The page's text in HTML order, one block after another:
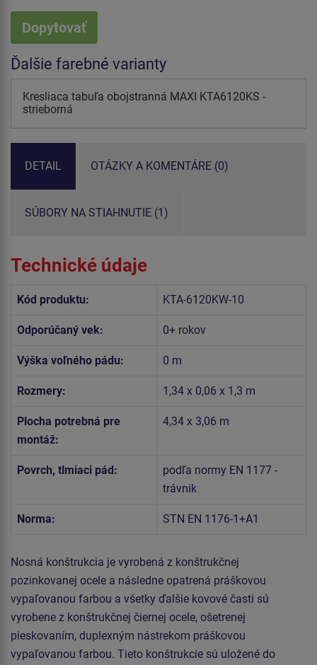
Dopytovať
Ďalšie farebné varianty
Kresliaca tabuľa obojstranná MAXI KTA6120KS -
strieborná
DETAIL OTÁZKY A KOMENTÁRE (0)
SÚBORY NA STIAHNUTIE (1)
Technické údaje
Kód produktu: KTA-6120KW-10
Odporúčaný vek: 0+ rokov
Výška voľného pádu: 0 m
Rozmery: 1,34 x 0,06 x 1,3 m
Plocha potrebná pre
montáž:
4,34 x 3,06 m
Povrch, tlmiaci pád:
podľa normy EN 1177 -
trávnik
Norma: STN EN 1176-1+A1
Nosná konštrukcia je vyrobená z konštrukčnej
pozinkovanej ocele a následne opatrená práškovou
vypaľovanou farbou a všetky ďalšie kovové časti sú
vyrobene z konštrukčnej čiernej ocele, ošetrenej
pieskovaním, duplexným nástrekom práškovou
vypaľovanou farbou. Tieto konštrukcie sú uložené do